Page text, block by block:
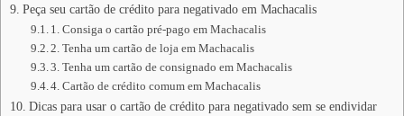
Peça seu cartão de crédito para negativado em Machacalis
1. Consiga o cartão pré-pago em Machacalis
2. Tenha um cartão de loja em Machacalis
3. Tenha um cartão de consignado em Machacalis
4. Cartão de crédito comum em Machacalis
Dicas para usar o cartão de crédito para negativado sem se endividar